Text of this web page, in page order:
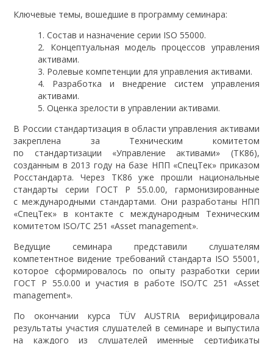
Ключевые темы, вошедшие в программу семинара:
Состав и назначение серии ISO 55000.
Концептуальная модель процессов управления
активами.
Ролевые компетенции для управления активами.
Разработка и внедрение систем управления
активами.
Оценка зрелости в управлении активами.
В России стандартизация в области управления активами
закреплена за Техническим комитетом
по стандартизации «Управление активами» (ТК86),
созданным в 2013 году на базе НПП «СпецТек» приказом
Росстандарта. Через ТК86 уже прошли национальные
стандарты серии ГОСТ Р 55.0.00, гармонизированные
с международными стандартами. Они разработаны НПП
«СпецТек» в контакте с международным Техническим
комитетом ISO/TC 251 «Asset management».
Ведущие семинара представили слушателям
компетентное видение требований стандарта ISO 55001,
которое сформировалось по опыту разработки серии
ГОСТ Р 55.0.00 и участия в работе ISO/TC 251 «Asset
management».
По окончании курса TÜV AUSTRIA верифицировала
результаты участия слушателей в семинаре и выпустила
на каждого из слушателей именные сертификаты